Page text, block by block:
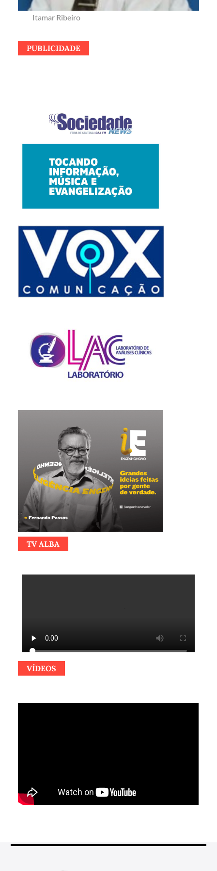
Itamar Ribeiro
PUBLICIDADE
TV ALBA
VÍDEOS